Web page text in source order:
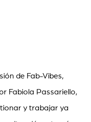
de Fab-Vibes,
Fabiola Passariello,
y trabajar ya